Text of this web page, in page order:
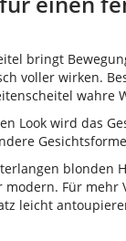
bringt
voller wirken.
wahre
Look wird das
blonden
Für mehr
leicht